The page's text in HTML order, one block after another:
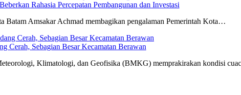
Rahasia Percepatan Pembangunan dan Investasi
Batam Amsakar Achmad membagikan pengalaman Pemerintah Kota…
Cerah, Sebagian Besar Kecamatan Berawan
Klimatologi, dan Geofisika (BMKG) memprakirakan kondisi